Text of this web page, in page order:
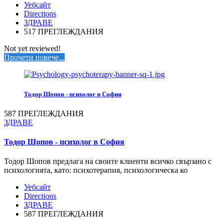
Уебсайт
Directions
ЗДРАВЕ
517 ПРЕГЛЕЖДАНИЯ
Not yet reviewed!
Прочети повече...
Тодор Шопов - психолог в София
587 ПРЕГЛЕЖДАНИЯ
ЗДРАВЕ
Тодор Шопов - психолог в София
Тодор Шопов предлага на своите клиенти всичко свързано с
психологията, като: психотерапия, психологическа ко
Уебсайт
Directions
ЗДРАВЕ
587 ПРЕГЛЕЖДАНИЯ